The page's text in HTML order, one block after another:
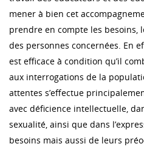
mener à bien cet
prendre en compte les besoins,
des personnes concernées. En
est efficace à condition qu’il
aux interrogations de la
attentes s’effectue
avec déficience intellectuelle,
sexualité, ainsi que dans
besoins mais aussi de leurs